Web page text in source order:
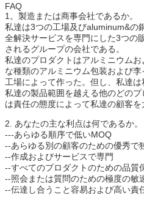
FAQ
1。製造または商事会社であるか。
私達は3つの工場及びaluminum&の
全解決サービスを専門にした3つの
されるグループの会社である。
私達のプロダクトはアルミニウム
な種類のアルミニウム包装および
工場によって作った。但し、私達
私達の製品範囲を越える他のどの
は責任の態度によって私達の顧客を
2. あなたの主な利点は何であるか。
---あらゆる順序で低いMOQ
--あらゆる別の顧客のための優秀で
--作成およびサービスで専門
--すべてのプロダクトのための品質
--照会または質問のための極度の敏
--伝達し合うこと容易および高い責